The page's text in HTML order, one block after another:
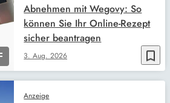
bookmark_border
3. Aug. 2026
Abnehmen mit Wegovy: So
können Sie Ihr Online-Rezept
sicher beantragen
Anzeige